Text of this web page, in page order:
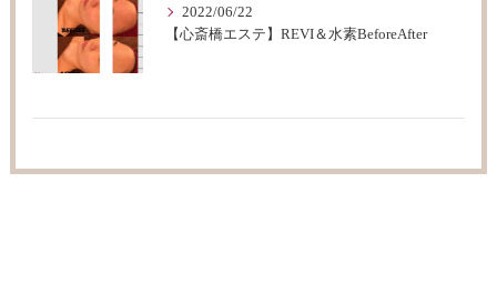
2022/06/22
【心斎橋エステ】REVI＆水素BeforeAfter